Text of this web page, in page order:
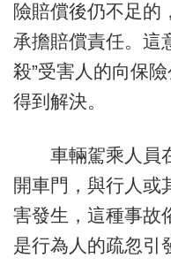
險賠償後仍不足的
承擔賠償責任。這
殺”受害人的向保
得到解決。
車輛駕乘人員在
開車門，與行人或
害發生，這種事故
是行為人的疏忽引